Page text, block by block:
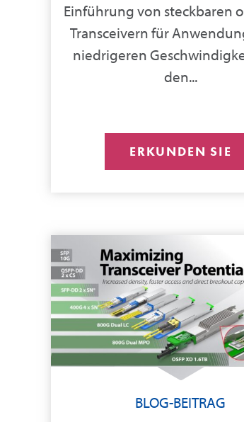
Einführung von steckbaren
Transceivern für
niedrigeren
den...
ERKUNDEN SIE
BLOG-BEITRAG